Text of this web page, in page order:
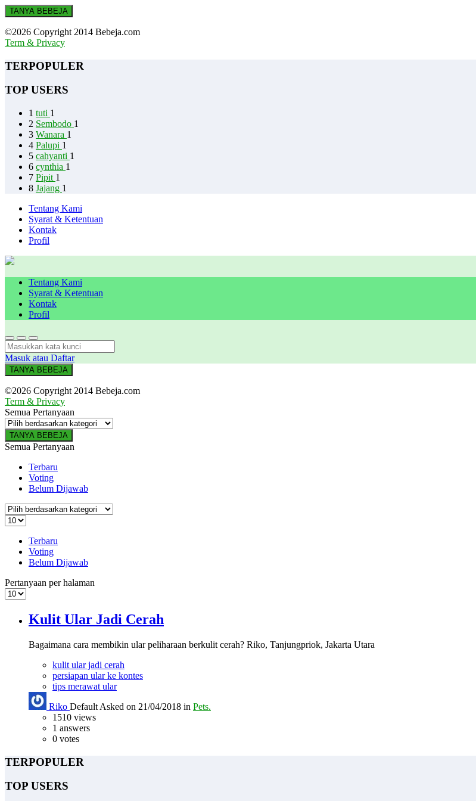
TANYA BEBEJA
©2026 Copyright 2014 Bebeja.com
Term & Privacy
TERPOPULER
TOP USERS
1 tuti 1
2 Sembodo 1
3 Wanara 1
4 Palupi 1
5 cahyanti 1
6 cynthia 1
7 Pipit 1
8 Jajang 1
Tentang Kami
Syarat & Ketentuan
Kontak
Profil
Tentang Kami
Syarat & Ketentuan
Kontak
Profil
Masuk atau Daftar
TANYA BEBEJA
©2026 Copyright 2014 Bebeja.com
Term & Privacy
Semua Pertanyaan
TANYA BEBEJA
Semua Pertanyaan
Terbaru
Voting
Belum Dijawab
Terbaru
Voting
Belum Dijawab
Pertanyaan per halaman
Kulit Ular Jadi Cerah
Bagaimana cara membikin ular peliharaan berkulit cerah? Riko, Tanjungpriok, Jakarta Utara
kulit ular jadi cerah
persiapan ular ke kontes
tips merawat ular
Riko Default Asked on 21/04/2018 in Pets.
1510 views
1 answers
0 votes
TERPOPULER
TOP USERS